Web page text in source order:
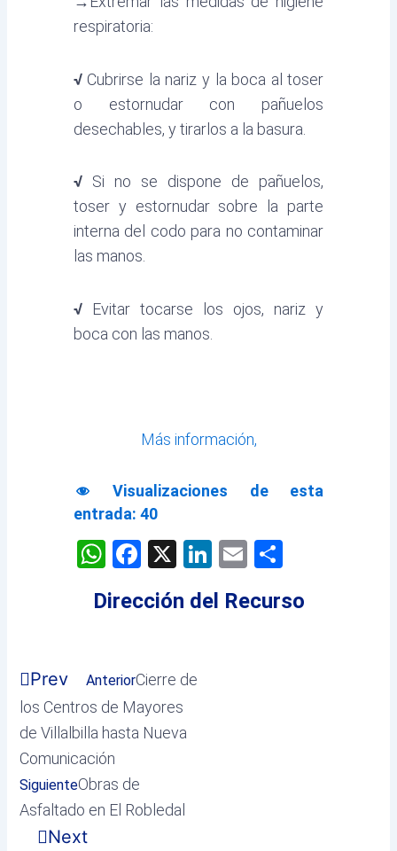
respiratoria:
√ Cubrirse la nariz y la boca al toser
o estornudar con pañuelos
desechables, y tirarlos a la basura.
√ Si no se dispone de pañuelos,
toser y estornudar sobre la parte
interna del codo para no contaminar
las manos.
√ Evitar tocarse los ojos, nariz y
boca con las manos.
Más información,
Visualizaciones de esta
entrada: 40
WhatsApp
Facebook
X LinkedIn
Email
Dirección del Recurso
Prev AnteriorCierre de
los Centros de Mayores
de Villalbilla hasta Nueva
Comunicación
SiguienteObras de
Asfaltado en El Robledal
Next